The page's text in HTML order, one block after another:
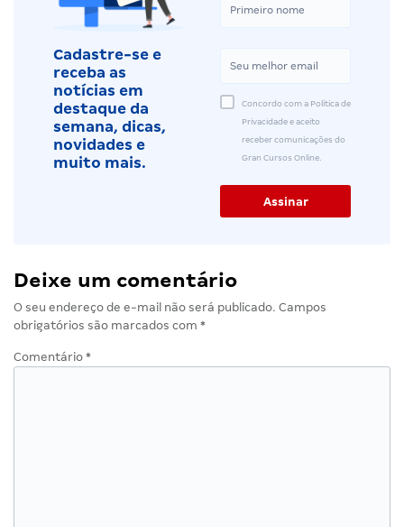
Cadastre-se e
receba as
notícias em
destaque da
semana, dicas,
novidades e
muito mais.
Concordo com a Política de
Privacidade e aceito
receber comunicações do
Gran Cursos Online.
Deixe um comentário
O seu endereço de e-mail não será publicado. Campos
obrigatórios são marcados com *
Comentário *